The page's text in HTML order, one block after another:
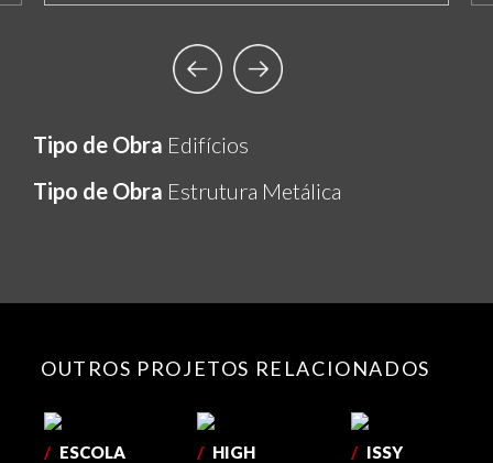
Tipo de Obra Edifícios
Tipo de Obra Estrutura Metálica
OUTROS PROJETOS RELACIONADOS
/ ESCOLA
/ HIGH
/ ISSY